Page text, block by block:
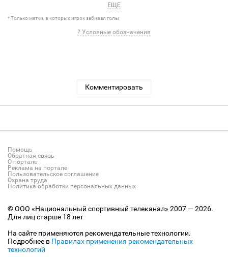
ЕЩЕ
* Только матчи, в которых игрок забивал голы
? Условные обозначения
Комментировать
Помощь
Обратная связь
О портале
Реклама на портале
Пользовательское соглашение
Охрана труда
Политика обработки персональных данных
© ООО «Национальный спортивный телеканал» 2007 — 2026.
Для лиц старше 18 лет
На сайте применяются рекомендательные технологии.
Подробнее в Правилах применения рекомендательных
технологий